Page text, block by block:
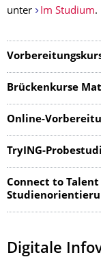
unter
Im Studium.
Brückenkurse
Online-
TryING-
Connect to
Digitale